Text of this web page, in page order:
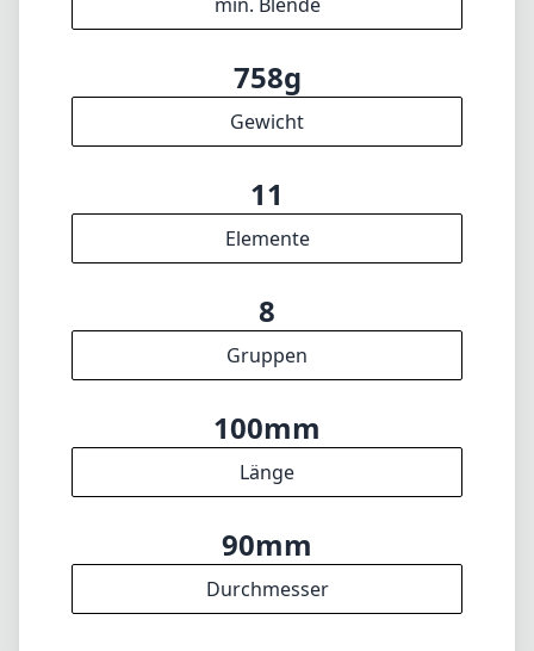
758g
Gewicht
11
Elemente
8
Gruppen
100mm
Länge
90mm
Durchmesser